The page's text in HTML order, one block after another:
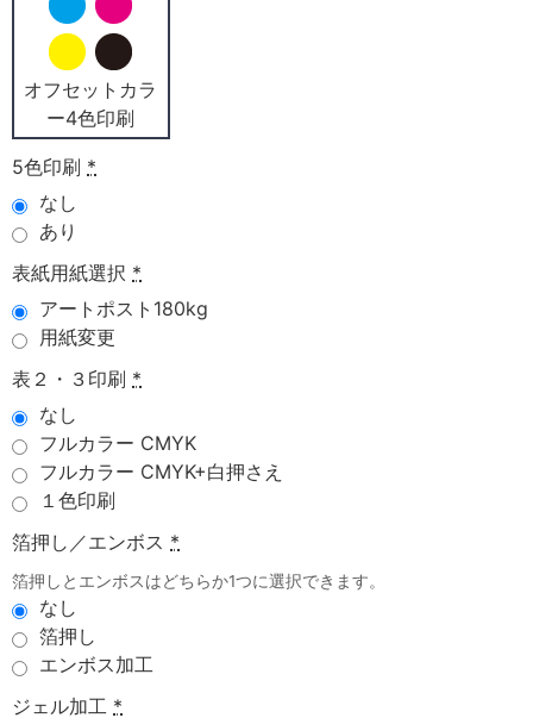
オフセットカラ
ー4色印刷
5色印刷 *
なし
あり
表紙用紙選択 *
アートポスト180kg
用紙変更
表２・３印刷 *
なし
フルカラー CMYK
フルカラー CMYK+白押さえ
１色印刷
箔押し／エンボス *
箔押しとエンボスはどちらか1つに選択できます。
なし
箔押し
エンボス加工
ジェル加工 *